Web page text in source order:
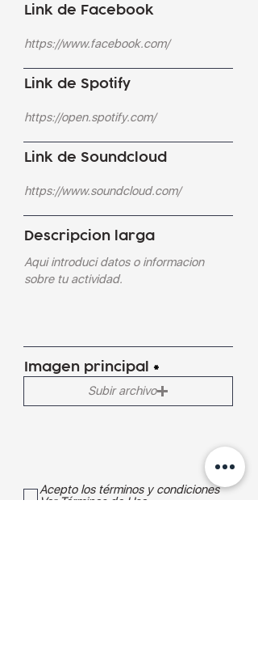
Link de Facebook
Link de Spotify
Link de Soundcloud
Descripcion larga
Imagen principal
Subir archivo
Acepto los términos y condiciones
Ver Términos de Uso